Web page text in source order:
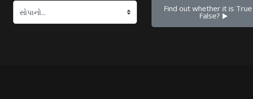
સોપાનો... Find out whether it is
False? ▶︎